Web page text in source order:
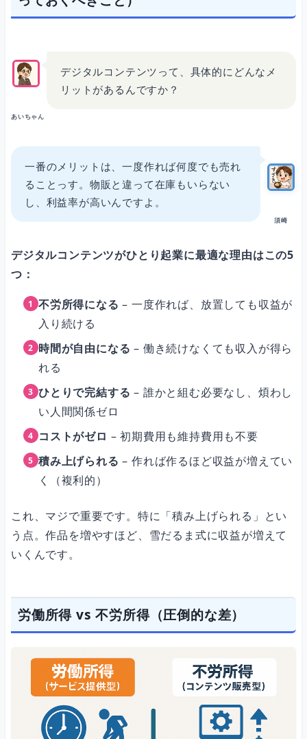
あいちゃん
デジタルコンテンツって、具体的にどんなメ
リットがあるんですか？
須崎
一番のメリットは、一度作れば何度でも売れ
ることっす。物販と違って在庫もいらない
し、利益率が高いんですよ。
デジタルコンテンツがひとり起業に最適な理由はこの5
つ：
不労所得になる – 一度作れば、放置しても収益が
入り続ける
時間が自由になる – 働き続けなくても収入が得ら
れる
ひとりで完結する – 誰かと組む必要なし、煩わし
い人間関係ゼロ
コストがゼロ – 初期費用も維持費用も不要
積み上げられる – 作れば作るほど収益が増えてい
く（複利的）
これ、マジで重要です。特に「積み上げられる」とい
う点。作品を増やすほど、雪だるま式に収益が増えて
いくんです。
労働所得 vs 不労所得（圧倒的な差）